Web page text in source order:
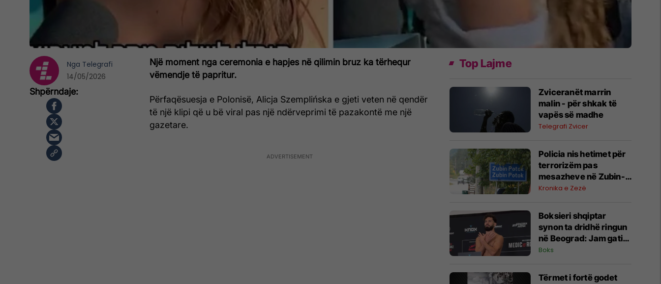
Një moment nga ceremonia e hapjes në qilimin bruz ka tërhequr
vëmendje të papritur.
Përfaqësuesja e Polonisë, Alicja Szemplińska e gjeti veten në qendër
të një klipi që u bë viral pas një ndërveprimi të pazakontë me një
gazetare.
Nga Telegrafi
14/05/2026
Top Lajme
Zviceranët marrin
malin - për shkak të
vapës së madhe
Telegrafi Zvicer
Policia nis hetimet për
terrorizëm pas
mesazheve në Zubin-
Potok
Kronika e Zezë
Boksieri shqiptar
synon ta dridhë ringun
në Beograd: Jam gati,
Zoti e bekoftë
Boks
Tërmet i fortë godet